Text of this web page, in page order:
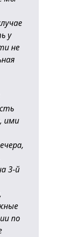
у
не
ими
3-й
по